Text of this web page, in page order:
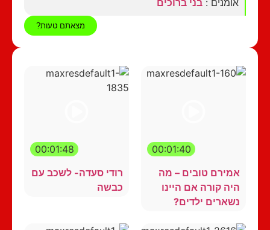
מצאתם טעות?
00:01:40
אמירם טובים – מה
היה קורה אם היינו
נשארים ילדים?
00:01:48
רודי סעדה- לשכב עם
כבשה